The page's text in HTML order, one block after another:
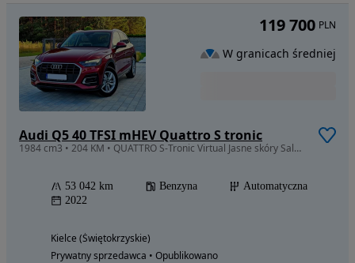
Audi Q5 40 TFSI mHEV Quattro S tronic
1984 cm3 • 204 KM • QUATTRO S-Tronic Virtual Jasne skóry SalonPolska FV23% Model'23r.
53 042 km Benzyna
Automatyczna
2022
Kielce (Świętokrzyskie)
Prywatny sprzedawca • Opublikowano
119 700 PLN
W granicach średniej